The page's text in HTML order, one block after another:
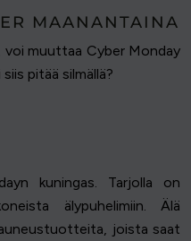
MAANANTAINA
muuttaa Cyber Monday
pitää silmällä?
kuningas. Tarjolla on
älypuhelimiin. Älä
joista saat